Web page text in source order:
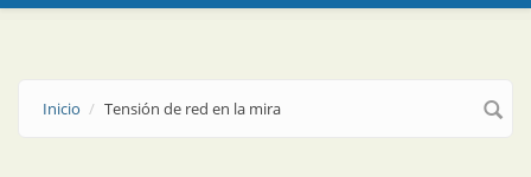
Inicio Tensión de red en la mira